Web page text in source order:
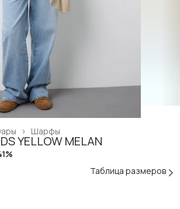
Шарфы
›
YELLOW MELAN
%
Таблица размеров